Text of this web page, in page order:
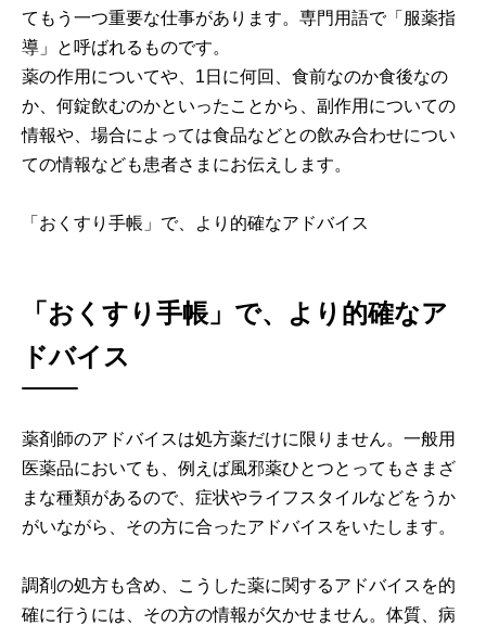
てもう一つ重要な仕事があります。専門用語で「服薬指
導」と呼ばれるものです。
薬の作用についてや、1日に何回、食前なのか食後なの
か、何錠飲むのかといったことから、副作用についての
情報や、場合によっては食品などとの飲み合わせについ
ての情報なども患者さまにお伝えします。
「おくすり手帳」で、より的確なアドバイス
「おくすり手帳」で、より的確なア
ドバイス
薬剤師のアドバイスは処方薬だけに限りません。一般用
医薬品においても、例えば風邪薬ひとつとってもさまざ
まな種類があるので、症状やライフスタイルなどをうか
がいながら、その方に合ったアドバイスをいたします。
調剤の処方も含め、こうした薬に関するアドバイスを的
確に行うには、その方の情報が欠かせません。体質、病